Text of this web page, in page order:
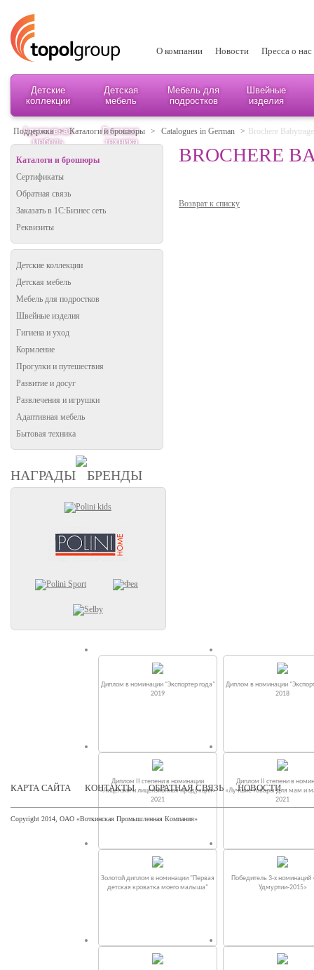
О компании Новости Пресса о нас
Детские
коллекции
Детская
мебель
Мебель для
подростков
Швейные
изделия
Адаптивная
мебель
Бытовая
техника
Поддержка > Каталоги и брошюры > Catalogues in German > Brochere
Каталоги и брошюры
Сертификаты
Обратная связь
Заказать в 1С:Бизнес сеть
Реквизиты
Детские коллекции
Детская мебель
Мебель для подростков
Швейные изделия
Гигиена и уход
Кормление
Прогулки и путешествия
Развитие и досуг
Развлечения и игрушки
Адаптивная мебель
Бытовая техника
НАГРАДЫ БРЕНДЫ
BROCHERE
Возврат к списку
Диплом в номинации "Экспортер года"
2019
Диплом в номинации
2018
Диплом II степени в номинации
«Лицензия и лицензионная продукция»
2021
Диплом II степени в
«Лучшие товары для мам и
2021
Золотой диплом в номинации "Первая
детская кроватка моего малыша"
Победитель 3-х номинаций
Удмуртии-2015»
КАРТА САЙТА КОНТАКТЫ ОБРАТНАЯ СВЯЗЬ НОВОСТИ
Copyright 2014, ОАО «Воткинская Промышленная Компания»